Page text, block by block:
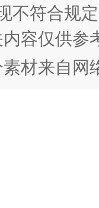
不符合规
内容仅供参
材来自网